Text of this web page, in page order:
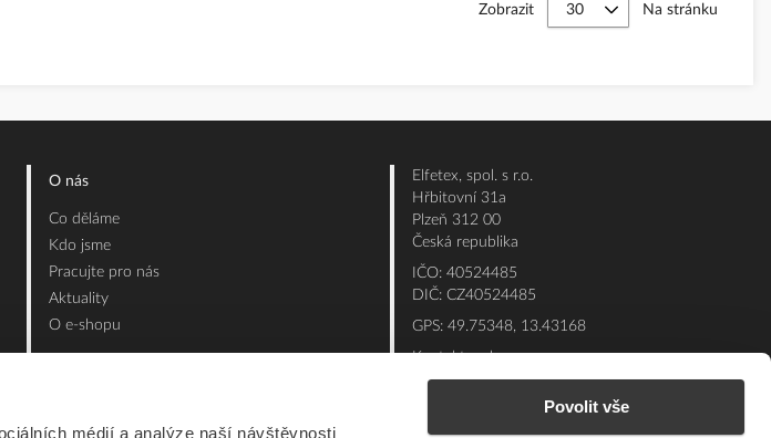
médií a analýze naší návštěvnosti
Povolit vše
Zobrazit Na stránku
O nás
Co děláme
Kdo jsme
Pracujte pro nás
Aktuality
O e-shopu
Elfetex, spol. s r.o.
Hřbitovní 31a
Plzeň 312 00
Česká republika
IČO: 40524485
DIČ: CZ40524485
GPS: 49.75348, 13.43168
Kontakt e-shop:
Po - Pá: 7:00 - 15:30
377 432 365